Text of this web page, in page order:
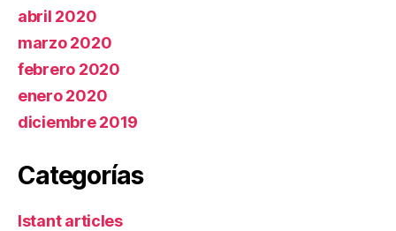
abril 2020
marzo 2020
febrero 2020
enero 2020
diciembre 2019
Categorías
Istant articles